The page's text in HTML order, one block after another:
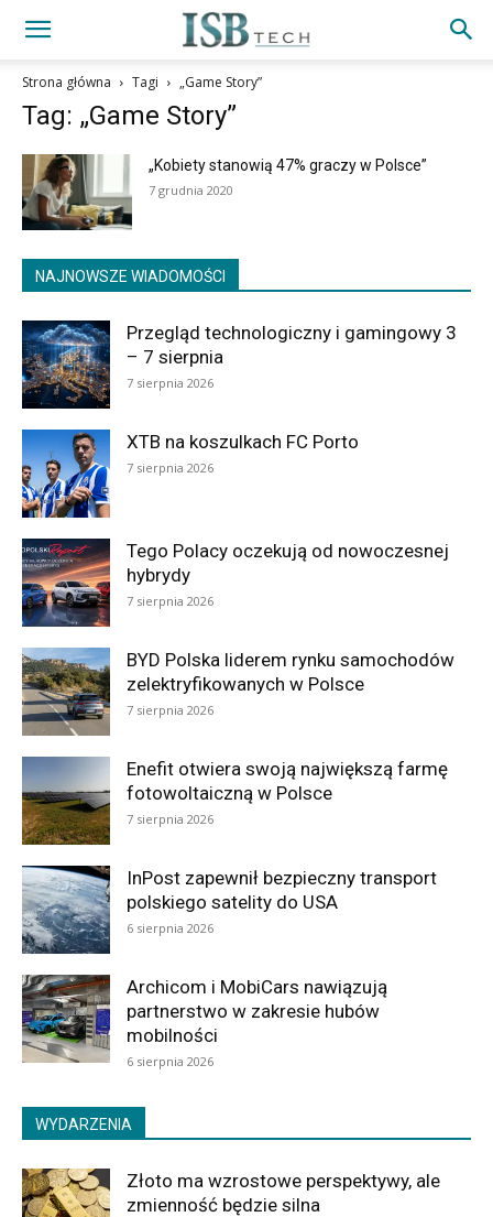
Strona główna Tagi „Game Story”
Tag: „Game Story”
„Kobiety stanowią 47% graczy w Polsce”
7 grudnia 2020
NAJNOWSZE WIADOMOŚCI
Przegląd technologiczny i gamingowy 3
– 7 sierpnia
7 sierpnia 2026
XTB na koszulkach FC Porto
7 sierpnia 2026
Tego Polacy oczekują od nowoczesnej
hybrydy
7 sierpnia 2026
BYD Polska liderem rynku samochodów
zelektryfikowanych w Polsce
7 sierpnia 2026
Enefit otwiera swoją największą farmę
fotowoltaiczną w Polsce
7 sierpnia 2026
InPost zapewnił bezpieczny transport
polskiego satelity do USA
6 sierpnia 2026
Archicom i MobiCars nawiązują
partnerstwo w zakresie hubów
mobilności
6 sierpnia 2026
WYDARZENIA
Złoto ma wzrostowe perspektywy, ale
zmienność będzie silna